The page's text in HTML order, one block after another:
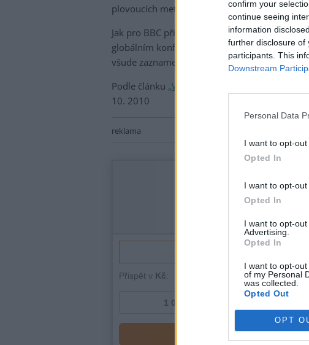
confirm your
continue seeing
information
further disclosure of
participants. This
Downstream
Personal Data
I want to opt-
Opted In
I want to opt-
Opted In
I want to opt-
Advertising.
Opted In
I want to opt-
of my Personal
was collected.
Opted Out
OPT
plovoucích meteorologických stanic.
Jak pro BBC připomněl Gordon Smith z
globálním konfliktem, v rámci nějž se válečná
všude zaznamenaly aktuální počasí.
Podle článku „WWI ships to chart past climate“
10. 2010
reklama